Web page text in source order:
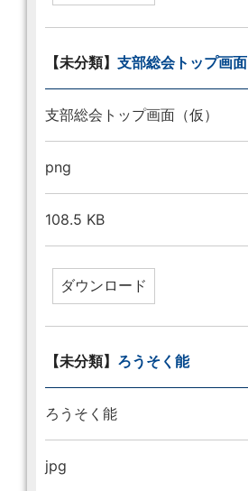
【未分類】 支部総会トップ画面
支部総会トップ画面（仮）
png
108.5 KB
【未分類】 ろうそく能
ろうそく能
jpg